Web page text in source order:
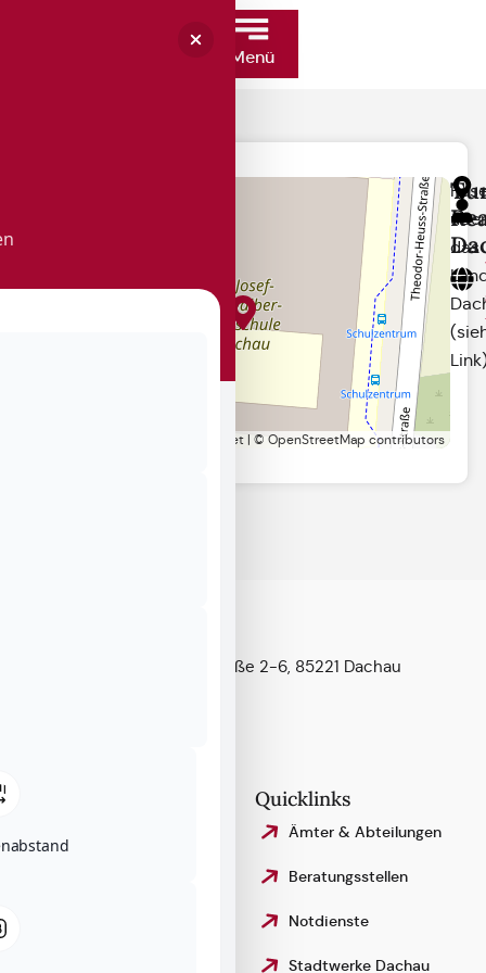
Menü
Leaflet | © OpenStreetMap contributors
über
das
Konrad-Adenauer-Straße 2-6, 85221 Dachau
Quicklinks
Ämter & Abteilungen
Beratungsstellen
Notdienste
Stadtwerke Dachau